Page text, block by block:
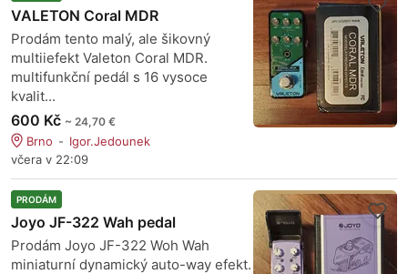
VALETON Coral MDR
Prodám tento malý, ale šikovný
multiiefekt Valeton Coral MDR.
multifunkční pedál s 16 vysoce
kvalit...
600 Kč ~ 24,70 €
Brno
Igor.Jedounek
včera v 22:09
PRODÁM
Joyo JF-322 Wah pedal
Prodám Joyo JF-322 Woh Wah
miniaturní dynamický auto-way efekt.